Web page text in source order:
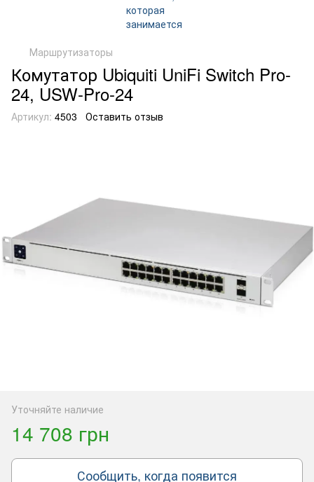
Маршрутизаторы
Комутатор Ubiquiti UniFi Switch Pro-
24, USW-Pro-24
Артикул: 4503 Оставить отзыв
Уточняйте наличие
14 708 грн
Сообщить, когда появится